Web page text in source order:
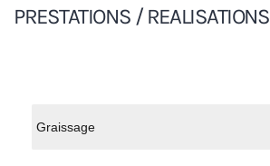
PRESTATIONS / REALISATIONS